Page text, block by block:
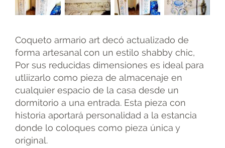
Coqueto armario art decó actualizado de
forma artesanal con un estilo shabby chic,
Por sus reducidas dimensiones es ideal para
utliizarlo como pieza de almacenaje en
cualquier espacio de la casa desde un
dormitorio a una entrada. Esta pieza con
historia aportará personalidad a la estancia
donde lo coloques como pieza única y
original.